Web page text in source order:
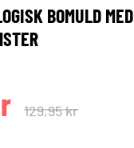
BOMULD MED
129,95 kr